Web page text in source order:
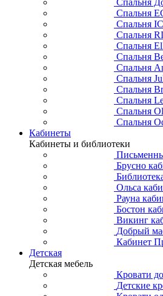
Спальня
Спальня
Спальня
Спальня
Спальня
Спальня
Спальня
Спальня
Спальня
Спальня
Спальня
Кабинеты
Кабинеты и библиотеки
Брусно
Ольса
Рауна
Бостон
Викинг
Добрый
Кабинет
Детская
Детская мебель
Кровати
Детские